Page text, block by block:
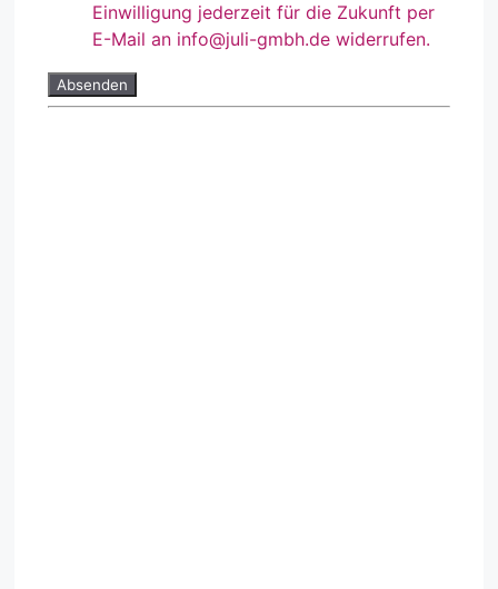
Einwilligung jederzeit für die Zukunft per
E-Mail an info@juli-gmbh.de widerrufen.
Absenden